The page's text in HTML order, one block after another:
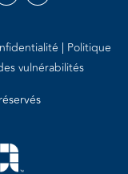
Politique
vulnérabilités